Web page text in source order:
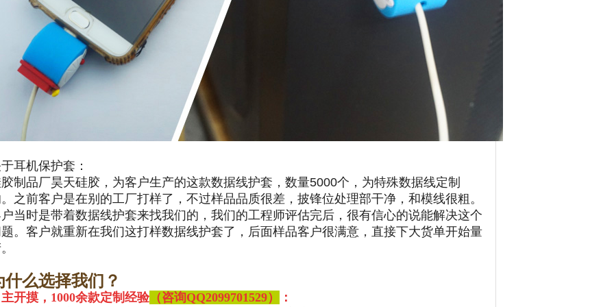
耳机保护套：
制品厂昊天硅胶，为客户生产的这款数据线护套，数量5000个，为特殊数据线定制
之前客户是在别的工厂打样了，不过样品品质很差，披锋位处理部干净，和模线很粗。
当时是带着数据线护套来找我们的，我们的工程师评估完后，很有信心的说能解决这个
。客户就重新在我们这打样数据线护套了，后面样品客户很满意，直接下大货单开始量
什么选择我们？
开摸，1000余款定制经验 （咨询QQ2099701529）
：